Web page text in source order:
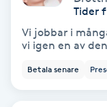
HIFU
Hollywood Peel
Tider
Vi jobbar i
vi igen en av
Betala senare